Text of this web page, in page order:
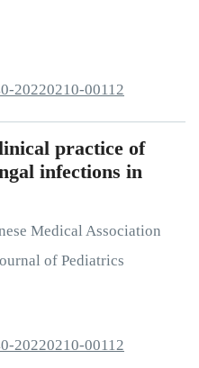
20220210-00112
practice of
infections in
Medical Association
of Pediatrics
20220210-00112